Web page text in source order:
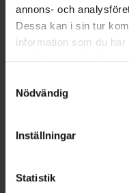
annons- och
Dessa kan i sin tur
information som du
samlat in när du har
återkalla ditt samtycke
cookieinställningar.
lagligheten av
Nödvändig
Inställningar
Statistik
Vitaminer och
Vitaminer och